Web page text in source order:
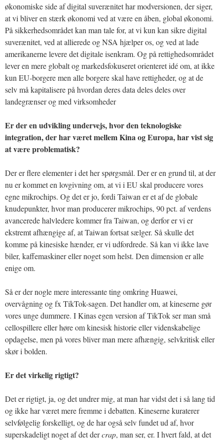
økonomiske side af digital suverænitet har modversionen, der siger,
at vi bliver en stærk økonomi ved at være en åben, global økonomi.
På sikkerhedsområdet kan man tale for, at vi kun kan sikre digital
suverænitet, ved at allierede og NSA hjælper os, og ved at lade
amerikanerne levere det digitale isenkram. Og på rettighedsområdet
lever en mere globalt og markedsfokuseret orienteret idé om, at ikke
kun EU-borgere men alle borgere skal have rettigheder, og at de
selv må kapitalisere på hvordan deres data deles deles over
landegrænser og med virksomheder
Er der en udvikling undervejs, hvor den teknologiske
integration, der har været mellem Kina og Europa, har vist sig
at være problematisk?
Der er flere elementer i det her spørgsmål. Der er en grund til, at der
nu er kommet en lovgivning om, at vi i EU skal producere vores
egne mikrochips. Og det er jo, fordi Taiwan er et af de globale
knudepunkter, hvor man producerer mikrochips, 90 pct. af verdens
avancerede halvledere kommer fra Taiwan, og derfor er vi er
ekstremt afhængige af, at Taiwan fortsat sælger. Så skulle det
komme på kinesiske hænder, er vi udfordrede. Så kan vi ikke lave
biler, kaffemaskiner eller noget som helst. Den dimension er alle
enige om.
Så er der nogle mere interessante ting omkring Huawei,
overvågning og fx TikTok-sagen. Det handler om, at kineserne gør
vores unge dummere. I Kinas egen version af TikTok ser man små
cellospillere eller høre om kinesisk historie eller videnskabelige
opdagelse, men på vores bliver man mere afhængig, selvkritisk eller
skør i bolden.
Er det virkelig rigtigt?
Det er rigtigt, ja, og det undrer mig, at man har vidst det i så lang tid
og ikke har været mere fremme i debatten. Kineserne kuraterer
selvfølgelig forskelligt, og de har også selv fundet ud af, hvor
superskadeligt noget af det dercrap, man ser, er. I hvert fald, at det